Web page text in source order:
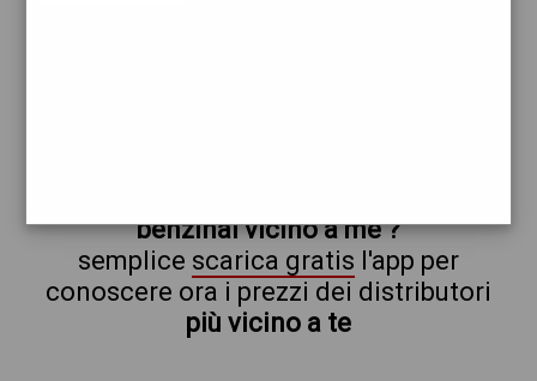
benzinai vicino a me ?
semplice scarica gratis l'app per
conoscere ora i prezzi dei distributori
più vicino a te